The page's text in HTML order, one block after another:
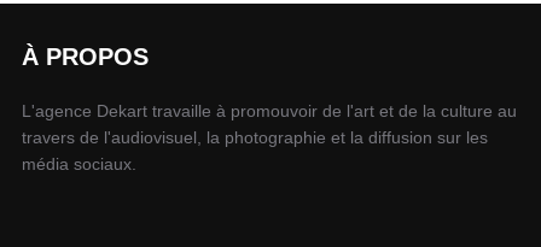
À PROPOS
L'agence Dekart travaille à promouvoir de l'art et de la culture au
travers de l'audiovisuel, la photographie et la diffusion sur les
média sociaux.